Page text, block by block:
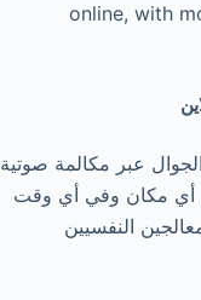
online, with
عبر مكالمة صوتية
أي مكان وفي أي وقت
النفسيين